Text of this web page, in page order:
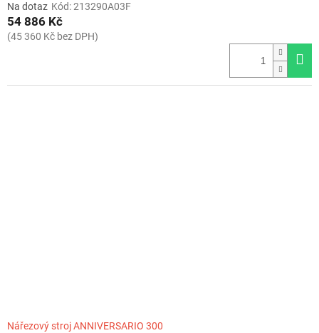
Na dotaz Kód:213290A03F
54 886 Kč
(45 360 Kč bez DPH)
Nářezový stroj ANNIVERSARIO 300